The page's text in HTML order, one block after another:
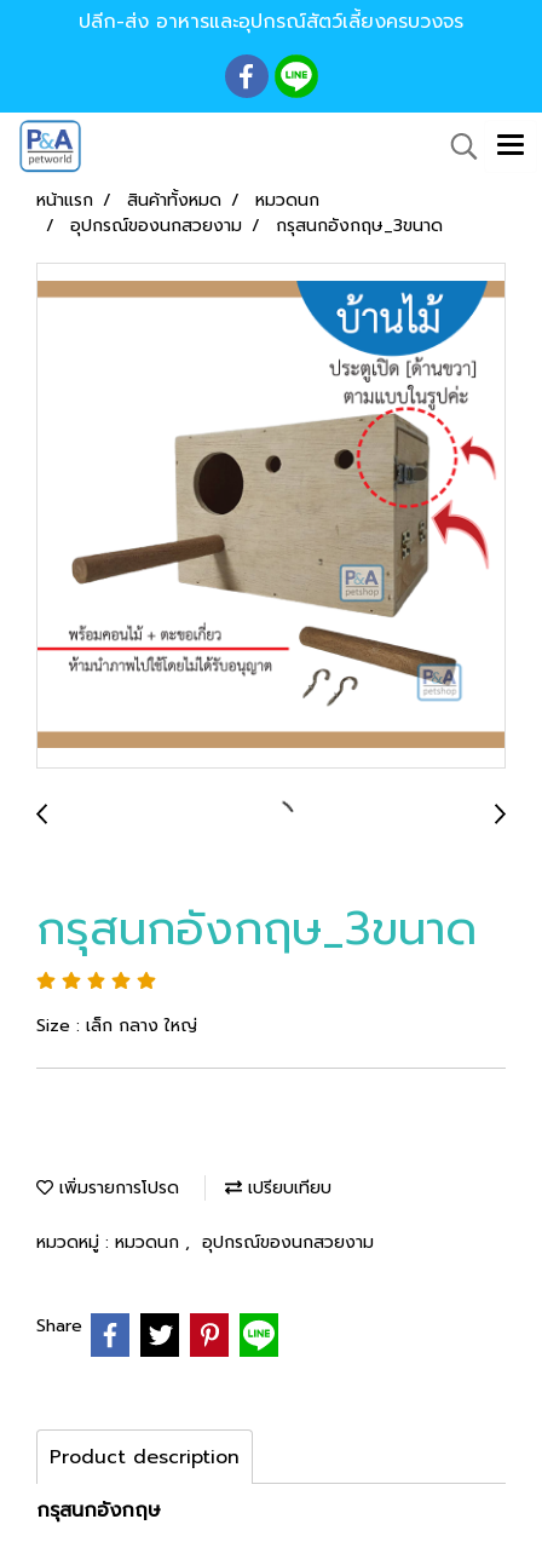
ปลีก-ส่ง อาหารและอุปกรณ์สัตว์เลี้ยงครบวงจร
หน้าแรก สินค้าทั้งหมด
หมวดนก
อุปกรณ์ของนกสวยงาม
กรุสนกอังกฤษ_3ขนาด
กรุสนกอังกฤษ_3ขนาด
Size : เล็ก กลาง ใหญ่
เพิ่มรายการโปรด เปรียบเทียบ
หมวดหมู่ : หมวดนก , อุปกรณ์ของนกสวยงาม
Share
Product description
กรุสนกอังกฤษ